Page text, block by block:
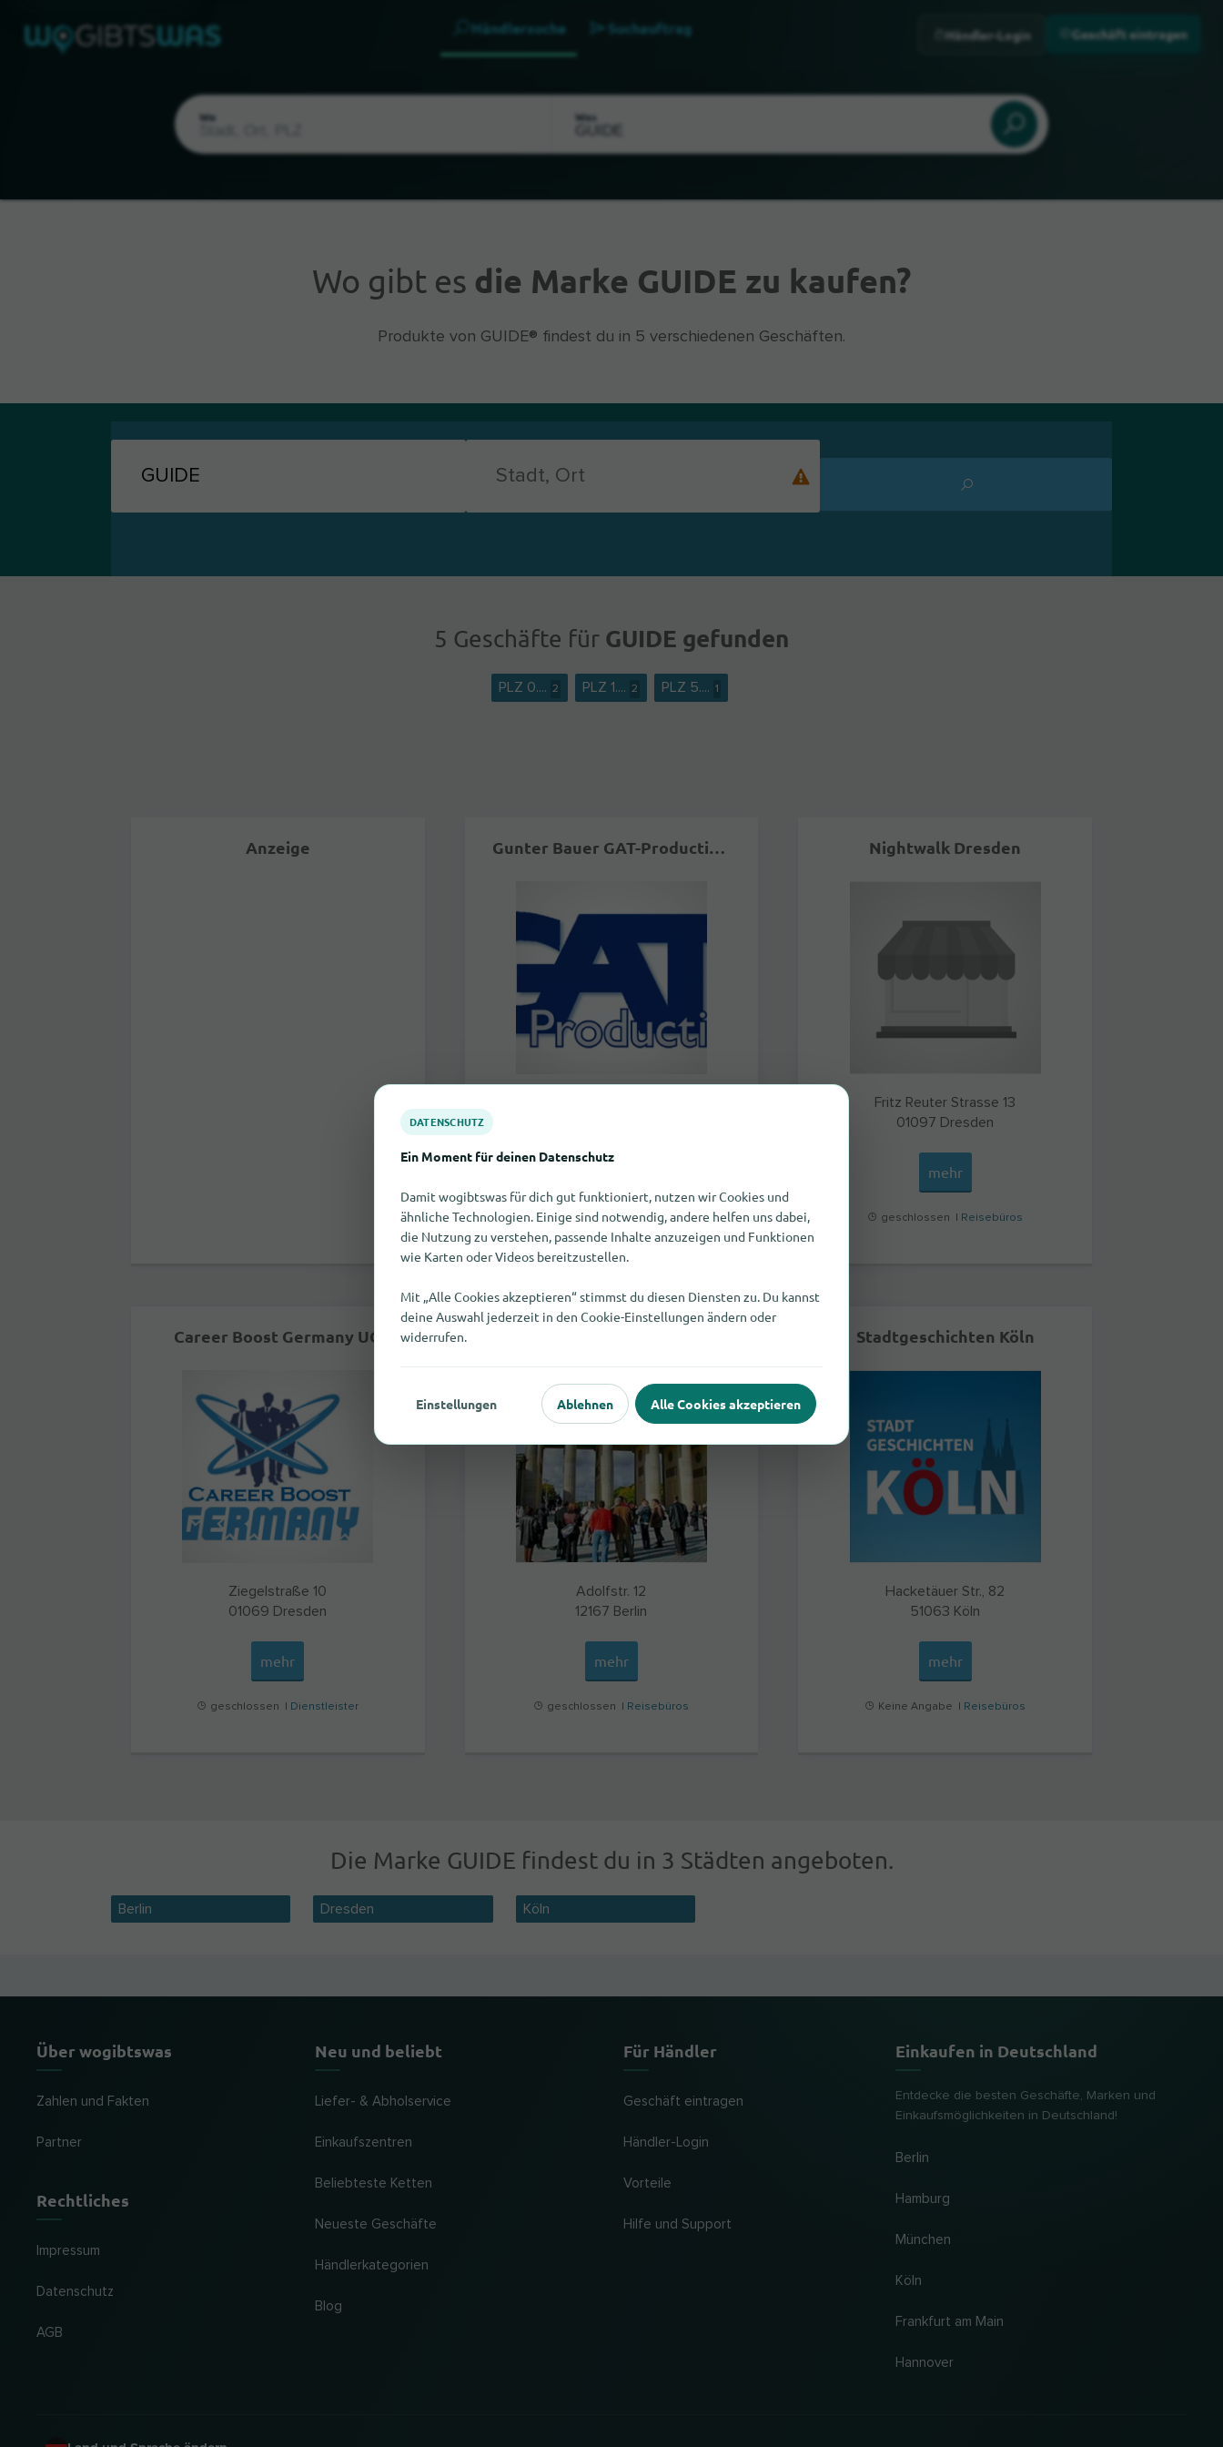
Händlersuche Suchauftrag
Wo Was
Händler-Login Geschäft eintragen
Wo gibt es die Marke GUIDE zu kaufen?
Produkte von GUIDE® findest du in 5 verschiedenen Geschäften.
5 Geschäfte für GUIDE gefunden
PLZ 0.... 2 PLZ 1.... 2 PLZ 5.... 1
Anzeige Gunter Bauer GAT-Productions
geschlossen |Reisebüros
Nightwalk Dresden
Fritz Reuter Strasse 13
01097 Dresden
mehr
geschlossen | Reisebüros
Career Boost Germany UG
Ziegelstraße 10
01069 Dresden
mehr
geschlossen | Dienstleister
Adolfstr. 12
12167 Berlin
mehr
geschlossen | Reisebüros
Stadtgeschichten Köln
Hacketäuer Str., 82
51063 Köln
mehr
Keine Angabe | Reisebüros
Die Marke GUIDE findest du in 3 Städten angeboten.
Berlin Dresden Köln
Über wogibtswas
Zahlen und Fakten
Partner
Rechtliches
Impressum
Datenschutz
AGB
Neu und beliebt
Liefer- & Abholservice
Einkaufszentren
Beliebteste Ketten
Neueste Geschäfte
Händlerkategorien
Blog
Für Händler
Geschäft eintragen
Händler-Login
Vorteile
Hilfe und Support
Einkaufen in Deutschland
Entdecke die besten Geschäfte, Marken und
Einkaufsmöglichkeiten in Deutschland!
Berlin
Hamburg
München
Köln
Frankfurt am Main
Hannover
DATENSCHUTZ
Ein Moment für deinen Datenschutz
Damit wogibtswas für dich gut funktioniert, nutzen wir Cookies und
ähnliche Technologien. Einige sind notwendig, andere helfen uns dabei,
die Nutzung zu verstehen, passende Inhalte anzuzeigen und Funktionen
wie Karten oder Videos bereitzustellen.
Mit „Alle Cookies akzeptieren“ stimmst du diesen Diensten zu. Du kannst
deine Auswahl jederzeit in den Cookie-Einstellungen ändern oder
widerrufen.
Einstellungen Ablehnen Alle Cookies akzeptieren